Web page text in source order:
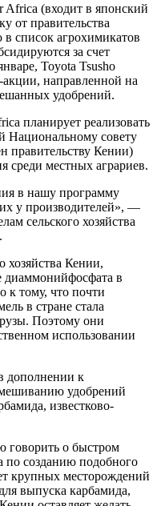
Africa (входит в японский
от правительства
список агрохимикатов
за счет
Toyota Tsusho
направленной на
удобрений.
планирует реализовать
Национальному совету
правительству Кении)
среди местных аграриев.
в нашу программу
у производителей», —
сельского хозяйства
хозяйства Кении,
диаммонийфосфата в
к тому, что почти
в стране стала
Поэтому они
использовании
дополнении к
удобрений
известково-
говорить о быстром
по созданию подобного
крупных месторождений
выпуска карбамида,